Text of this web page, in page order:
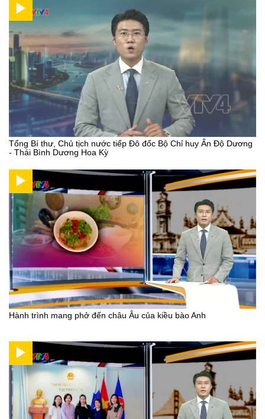
Tổng Bí thư, Chủ tịch nước tiếp Đô đốc Bộ Chỉ huy Ấn Độ Dương
- Thái Bình Dương Hoa Kỳ
Hành trình mang phở đến châu Âu của kiều bào Anh